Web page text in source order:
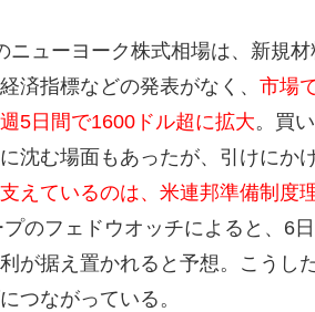
ニューヨーク株式相場は、新規
済指標などの発表がなく、 市場
5日間で1600ドル超に拡大。買
沈む場面もあったが、引けにか
えているのは、米連邦準備制度
のフェドウオッチによると、6
が据え置かれると予想。こうし
つながっている。